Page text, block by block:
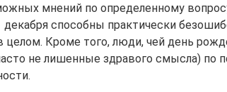
мнений по определенному
способны практически
целом. Кроме того, люди, чей день
не лишенные здравого смысла) по